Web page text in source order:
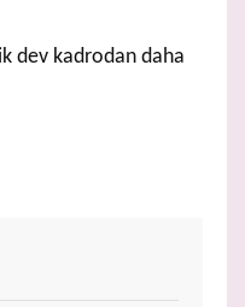
dev kadrodan daha